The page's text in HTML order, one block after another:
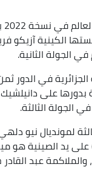
ونجحت
الكينية آزيكو
الثانية.
في الدور ثمن
بدورها على دانيلشيك
الثالثة.
لمونديال نيو
كلغ) على يد الصينية
عبد القادر